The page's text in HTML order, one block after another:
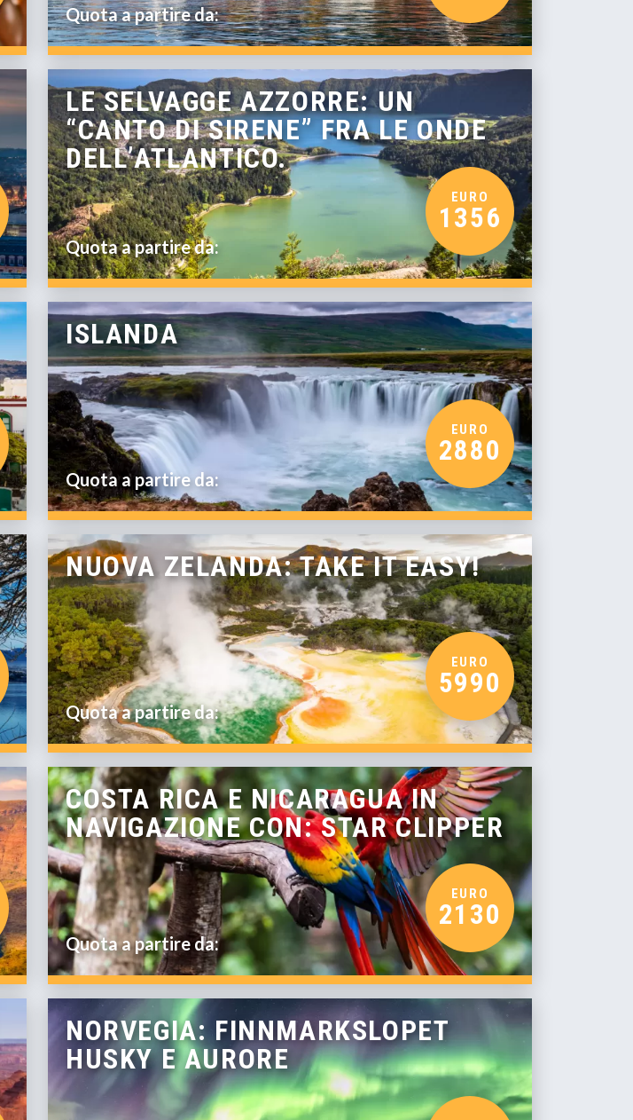
Quota a partire da:
LE SELVAGGE AZZORRE: UN
“CANTO DI SIRENE” FRA LE ONDE
DELL’ATLANTICO.
Quota a partire da:
EURO
1356
ISLANDA
Quota a partire da:
EURO
2880
NUOVA ZELANDA: TAKE IT EASY!
Quota a partire da:
EURO
5990
COSTA RICA E NICARAGUA IN
NAVIGAZIONE CON: STAR CLIPPER
Quota a partire da:
EURO
2130
NORVEGIA: FINNMARKSLOPET
HUSKY E AURORE